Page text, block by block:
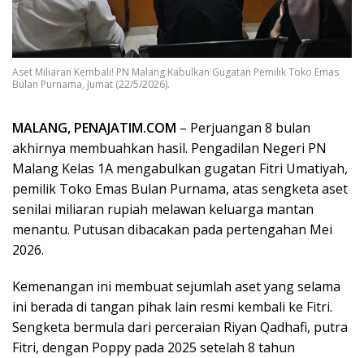
Aset Miliaran Kembali! PN Malang Kabulkan Gugatan Pemilik Toko Emas
Bulan Purnama, Jumat (22/5/2026).
MALANG, PENAJATIM.COM – Perjuangan 8 bulan
akhirnya membuahkan hasil. Pengadilan Negeri PN
Malang Kelas 1A mengabulkan gugatan Fitri Umatiyah,
pemilik Toko Emas Bulan Purnama, atas sengketa aset
senilai miliaran rupiah melawan keluarga mantan
menantu. Putusan dibacakan pada pertengahan Mei
2026.
Kemenangan ini membuat sejumlah aset yang selama
ini berada di tangan pihak lain resmi kembali ke Fitri.
Sengketa bermula dari perceraian Riyan Qadhafi, putra
Fitri, dengan Poppy pada 2025 setelah 8 tahun